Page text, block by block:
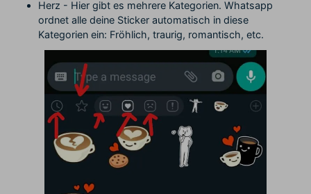
Herz - Hier gibt es mehrere Kategorien. Whatsapp
ordnet alle deine Sticker automatisch in diese
Kategorien ein: Fröhlich, traurig, romantisch, etc.